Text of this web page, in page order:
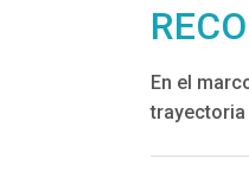
En el
trayectoria